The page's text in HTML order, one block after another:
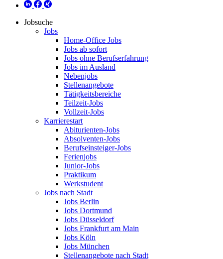
Jobsuche
Jobs
Home-Office Jobs
Jobs ab sofort
Jobs ohne Berufserfahrung
Jobs im Ausland
Nebenjobs
Stellenangebote
Tätigkeitsbereiche
Teilzeit-Jobs
Vollzeit-Jobs
Karrierestart
Abiturienten-Jobs
Absolventen-Jobs
Berufseinsteiger-Jobs
Ferienjobs
Junior-Jobs
Praktikum
Werkstudent
Jobs nach Stadt
Jobs Berlin
Jobs Dortmund
Jobs Düsseldorf
Jobs Frankfurt am Main
Jobs Köln
Jobs München
Stellenangebote nach Stadt